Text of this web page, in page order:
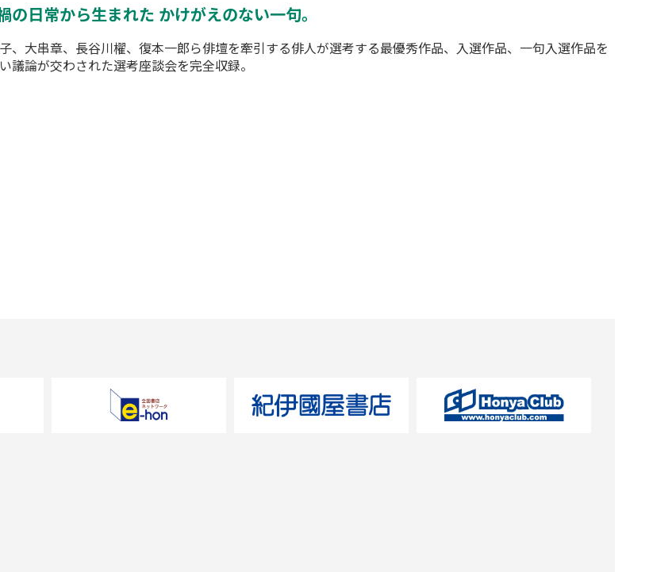
の日常から生まれた かけがえのない一句。
、大串章、長谷川櫂、復本一郎ら俳壇を牽引する俳人が選考する最優秀作品、入選作品、一句入選作品を
議論が交わされた選考座談会を完全収録。